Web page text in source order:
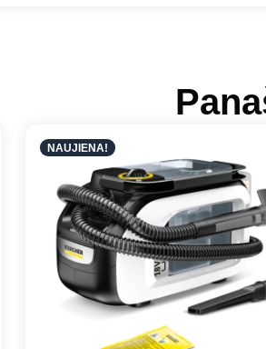
NAUJIENA!